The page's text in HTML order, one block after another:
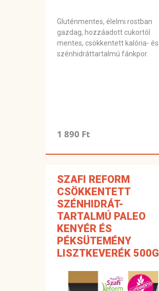
Gluténmentes, élelmi rostban
gazdag, hozzáadott cukortól
mentes, csökkentett kalória- és
szénhidráttartalmú fánkpor.
1 890 Ft
SZAFI REFORM
CSÖKKENTETT
SZÉNHIDRÁT-
TARTALMÚ PALEO
KENYÉR ÉS
PÉKSÜTEMÉNY
LISZTKEVERÉK 500G